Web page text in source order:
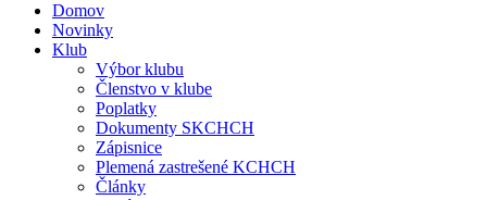
Domov
Novinky
Klub
Výbor klubu
Členstvo v klube
Poplatky
Dokumenty SKCHCH
Zápisnice
Plemená zastrešené KCHCH
Články